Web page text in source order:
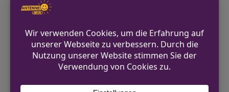
Kontakt für Hinweise /
Pressestelle
Polizei Steinfurt
02551 152200
pressestelle.steinfurt@polizei.nrw.de
https://steinfurt.polizei.nrw/